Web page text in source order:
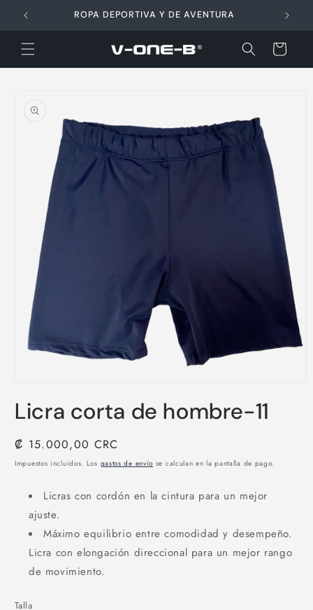
directamente
al contenido
ROPA DEPORTIVA Y DE AVENTURA
Carrito
información
del producto
multimedia
1
una
ventana
modal
Licra corta de hombre-11
Precio
habitual
₡ 15.000,00 CRC
Impuestos incluidos. Los gastos de envío se calculan en la pantalla de pago.
Licras con cordón en la cintura para un mejor
ajuste.
Máximo equilibrio entre comodidad y desempeño.
Licra con elongación direccional para un mejor rango
de movimiento.
Talla